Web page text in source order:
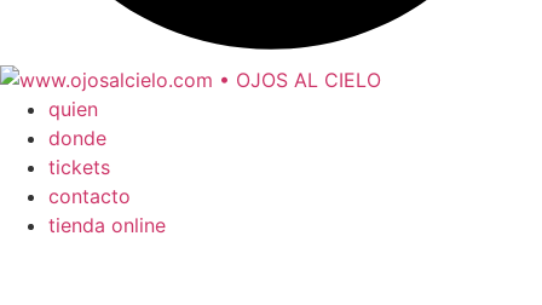
quien
donde
tickets
contacto
tienda online